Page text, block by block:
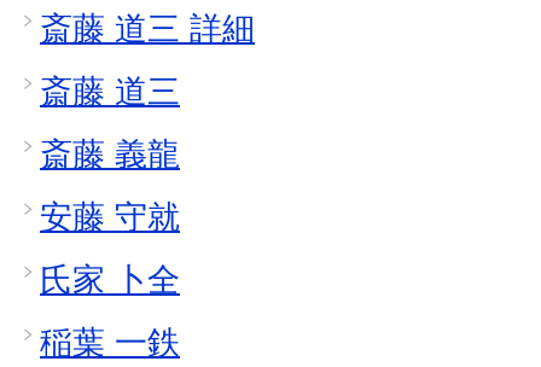
斎藤 道三 詳細
斎藤 道三
斎藤 義龍
安藤 守就
氏家 卜全
稲葉 一鉄